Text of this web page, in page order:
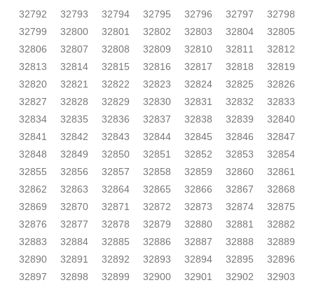
32792
32793 32794 32795 32796 32797
32798
32799
32800 32801 32802 32803 32804
32805
32806
32807 32808 32809 32810 32811
32812
32813
32814 32815 32816 32817 32818
32819
32820
32821 32822 32823 32824 32825
32826
32827
32828 32829 32830 32831 32832
32833
32834
32835 32836 32837 32838 32839
32840
32841
32842 32843 32844 32845 32846
32847
32848
32849 32850 32851 32852 32853
32854
32855
32856 32857 32858 32859 32860
32861
32862
32863 32864 32865 32866 32867
32868
32869
32870 32871 32872 32873 32874
32875
32876
32877 32878 32879 32880 32881
32882
32883
32884 32885 32886 32887 32888
32889
32890
32891 32892 32893 32894 32895
32896
32897
32898 32899 32900 32901 32902
32903